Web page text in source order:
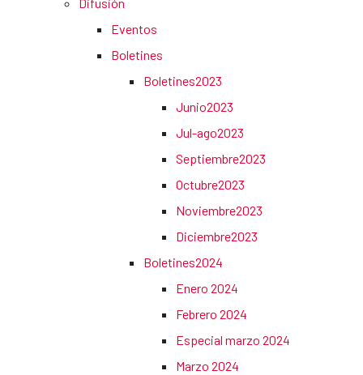
Eventos
Boletines
Boletines2023
Junio2023
Jul-ago2023
Septiembre2023
Octubre2023
Noviembre2023
Diciembre2023
Boletines2024
Enero 2024
Febrero 2024
Especial marzo 2024
Marzo 2024